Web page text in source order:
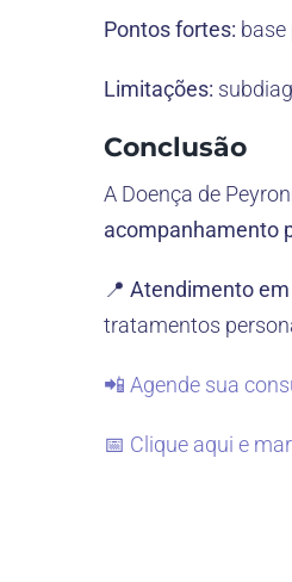
Pontos fortes:
Limitações:
Conclusão
A Doença de
acompanhamento
📍 Atendimento
tratamentos
📲 Agende sua
📅 Clique aqui e